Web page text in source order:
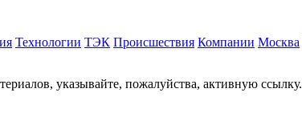
Технологии ТЭК Происшествия Компании Москва
указывайте, пожалуйства, активную ссылку.